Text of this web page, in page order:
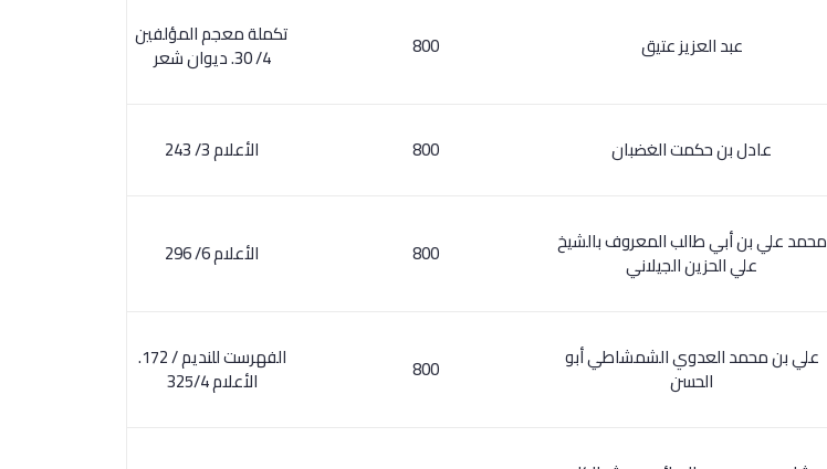
عبد العزيز عتيق 800 تكملة معجم المؤلفين
4/ 30. ديوان شعر
عادل بن حكمت الغضبان 800 الأعلام 3/ 243
محمد علي بن أبي طالب المعروف بالشيخ
علي الحزين الجيلاني 800 الأعلام 6/ 296
علي بن محمد العدوي الشمشاطي أبو
الحسن 800 الفهرست للنديم / 172.
الأعلام 325/4